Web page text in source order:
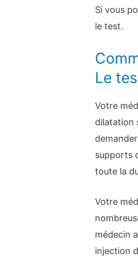
Si vous
le test.
Le
Votre
dilatation
supports
toute la
Votre
médecin
injection